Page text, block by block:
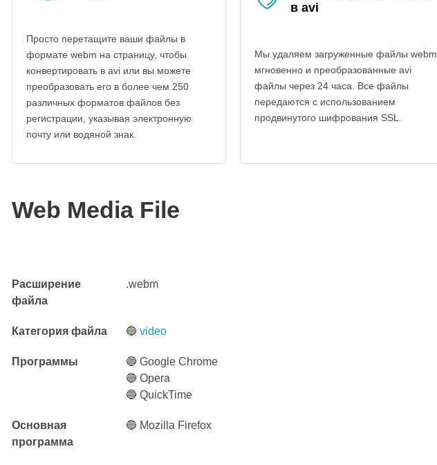
Просто перетащите ваши файлы в
формате webm на страницу, чтобы
конвертировать в avi или вы можете
преобразовать его в более чем 250
различных форматов файлов без
регистрации, указывая электронную
почту или водяной знак.
в avi
Мы удаляем загруженные файлы webm
мгновенно и преобразованные avi
файлы через 24 часа. Все файлы
передаются с использованием
продвинутого шифрования SSL.
Web Media File
Расширение
файла
.webm
Категория файла 🔵video
Программы
🔵 Google Chrome
🔵 Opera
🔵 QuickTime
Основная
программа
🔵 Mozilla Firefox